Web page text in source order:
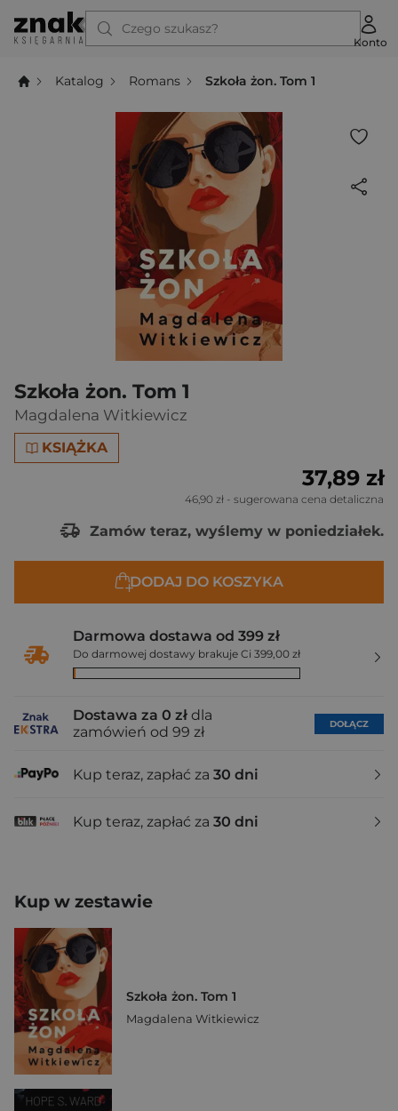
Czego szukasz?
Konto
Katalog Romans Szkoła żon. Tom 1
Szkoła żon. Tom 1
Magdalena Witkiewicz
KSIĄŻKA
37,89 zł
46,90 zł - sugerowana cena detaliczna
Zamów teraz, wyślemy w poniedziałek.
DODAJ DO KOSZYKA
Darmowa dostawa od 399 zł
Do darmowej dostawy brakuje Ci 399,00 zł
Dostawa za 0 zł dla
zamówień od 99 zł
DOŁĄCZ
Kup teraz, zapłać za 30 dni
Kup teraz, zapłać za 30 dni
Kup w zestawie
Szkoła żon. Tom 1
Magdalena Witkiewicz